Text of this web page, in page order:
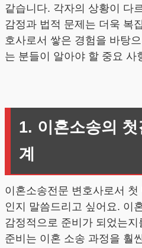
같습니다. 각자의 상황이 다
감정과 법적 문제는 더욱 복
호사로서 쌓은 경험을 바탕
는 분들이 알아야 할 중요 사
1. 이혼소송의
계
이혼소송전문 변호사로서
인지 말씀드리고 싶어요. 이
감정적으로 준비가 되었는
준비는 이혼 소송 과정을 훨